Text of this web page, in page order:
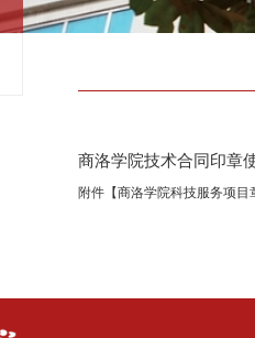
商洛学院技术合同印章
附件【商洛学院科技服务项目